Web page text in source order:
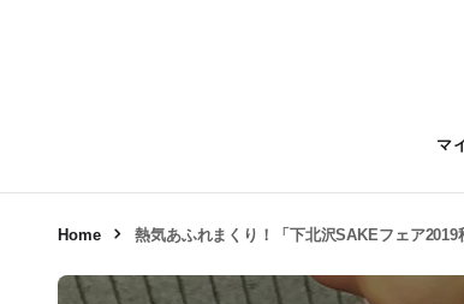
マ
Home 熱気あふれまくり！「下北沢SAKEフェア